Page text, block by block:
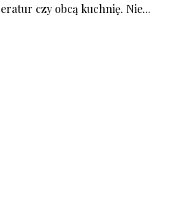
czy obcą kuchnię. Nie...